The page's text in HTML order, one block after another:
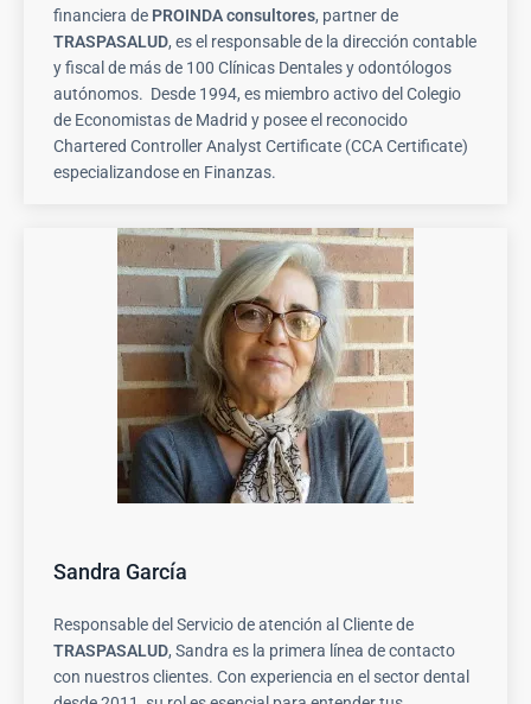
financiera de PROINDA consultores, partner de
TRASPASALUD, es el responsable de la dirección contable
y fiscal de más de 100 Clínicas Dentales y odontólogos
autónomos. Desde 1994, es miembro activo del Colegio
de Economistas de Madrid y posee el reconocido
Chartered Controller Analyst Certificate (CCA Certificate)
especializandose en Finanzas.
Sandra García
Responsable del Servicio de atención al Cliente de
TRASPASALUD, Sandra es la primera línea de contacto
con nuestros clientes. Con experiencia en el sector dental